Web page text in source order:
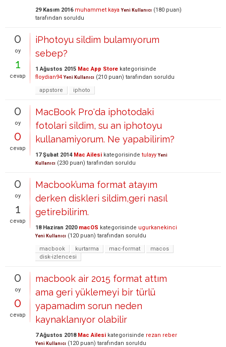
29 Kasım 2016 muhammet kaya Yeni Kullanıcı (180 puan)
tarafından soruldu
0
oy
1
cevap
iPhotoyu sildim bulamıyorum
sebep?
1 Ağustos 2015 Mac App Store kategorisinde
floydian94 Yeni Kullanıcı (210 puan) tarafından soruldu
appstore
iphoto
0
oy
0
cevap
MacBook Pro'da iphotodaki
fotolari sildim, su an iphotoyu
kullanamiyorum. Ne yapabilirim?
17 Şubat 2014 Mac Ailesi kategorisinde tulayy Yeni
Kullanıcı (230 puan) tarafından soruldu
0
oy
1
cevap
Macbook’uma format atayım
derken diskleri sildim,geri nasıl
getirebilirim.
18 Haziran 2020 macOS kategorisinde ugurkanekinci
Yeni Kullanıcı (120 puan) tarafından soruldu
macbook
kurtarma mac-format
macos
disk-izlencesi
0
oy
0
cevap
macbook air 2015 format attım
ama geri yüklemeyi bir türlü
yapamadım sorun neden
kaynaklanıyor olabilir
7 Ağustos 2018 Mac Ailesi kategorisinde rezan reber
Yeni Kullanıcı (120 puan) tarafından soruldu